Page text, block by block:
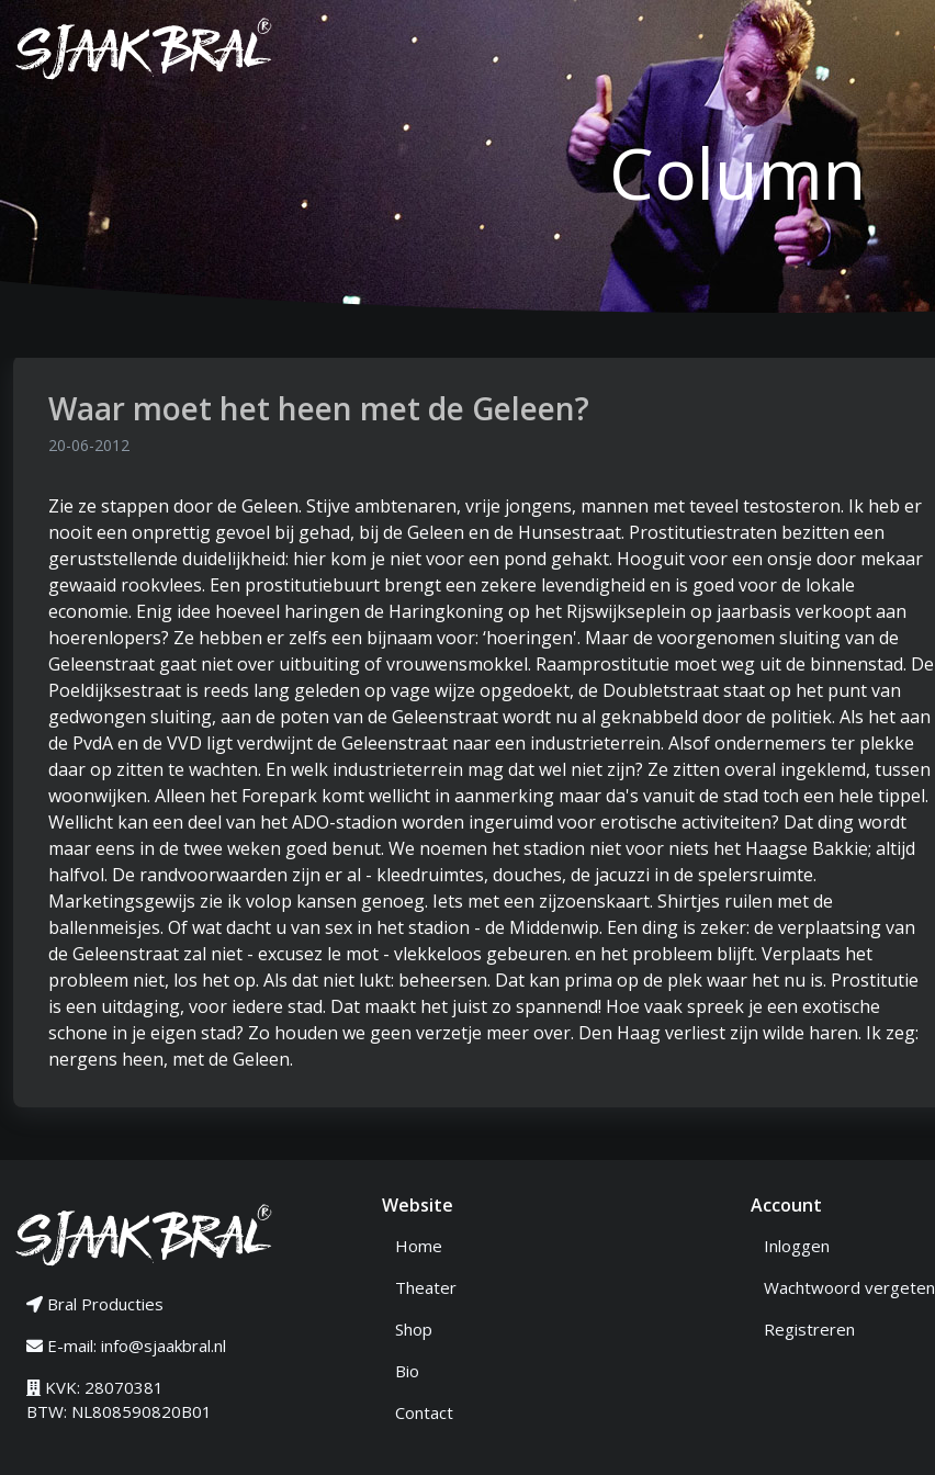
Column
Waar moet het heen met de Geleen?
20-06-2012
Zie ze stappen door de Geleen. Stijve ambtenaren, vrije jongens, mannen met teveel testosteron. Ik heb er
nooit een onprettig gevoel bij gehad, bij de Geleen en de Hunsestraat. Prostitutiestraten bezitten een
geruststellende duidelijkheid: hier kom je niet voor een pond gehakt. Hooguit voor een onsje door mekaar
gewaaid rookvlees. Een prostitutiebuurt brengt een zekere levendigheid en is goed voor de lokale
economie. Enig idee hoeveel haringen de Haringkoning op het Rijswijkseplein op jaarbasis verkoopt aan
hoerenlopers? Ze hebben er zelfs een bijnaam voor: ‘hoeringen'. Maar de voorgenomen sluiting van de
Geleenstraat gaat niet over uitbuiting of vrouwensmokkel. Raamprostitutie moet weg uit de binnenstad. De
Poeldijksestraat is reeds lang geleden op vage wijze opgedoekt, de Doubletstraat staat op het punt van
gedwongen sluiting, aan de poten van de Geleenstraat wordt nu al geknabbeld door de politiek. Als het aan
de PvdA en de VVD ligt verdwijnt de Geleenstraat naar een industrieterrein. Alsof ondernemers ter plekke
daar op zitten te wachten. En welk industrieterrein mag dat wel niet zijn? Ze zitten overal ingeklemd, tussen
woonwijken. Alleen het Forepark komt wellicht in aanmerking maar da's vanuit de stad toch een hele tippel.
Wellicht kan een deel van het ADO-stadion worden ingeruimd voor erotische activiteiten? Dat ding wordt
maar eens in de twee weken goed benut. We noemen het stadion niet voor niets het Haagse Bakkie; altijd
halfvol. De randvoorwaarden zijn er al - kleedruimtes, douches, de jacuzzi in de spelersruimte.
Marketingsgewijs zie ik volop kansen genoeg. Iets met een zijzoenskaart. Shirtjes ruilen met de
ballenmeisjes. Of wat dacht u van sex in het stadion - de Middenwip. Een ding is zeker: de verplaatsing van
de Geleenstraat zal niet - excusez le mot - vlekkeloos gebeuren. en het probleem blijft. Verplaats het
probleem niet, los het op. Als dat niet lukt: beheersen. Dat kan prima op de plek waar het nu is. Prostitutie
is een uitdaging, voor iedere stad. Dat maakt het juist zo spannend! Hoe vaak spreek je een exotische
schone in je eigen stad? Zo houden we geen verzetje meer over. Den Haag verliest zijn wilde haren. Ik zeg:
nergens heen, met de Geleen.
Bral Producties
E-mail: info@sjaakbral.nl
KVK: 28070381
BTW: NL808590820B01
Website
Home
Theater
Shop
Bio
Contact
Account
Inloggen
Wachtwoord vergeten
Registreren